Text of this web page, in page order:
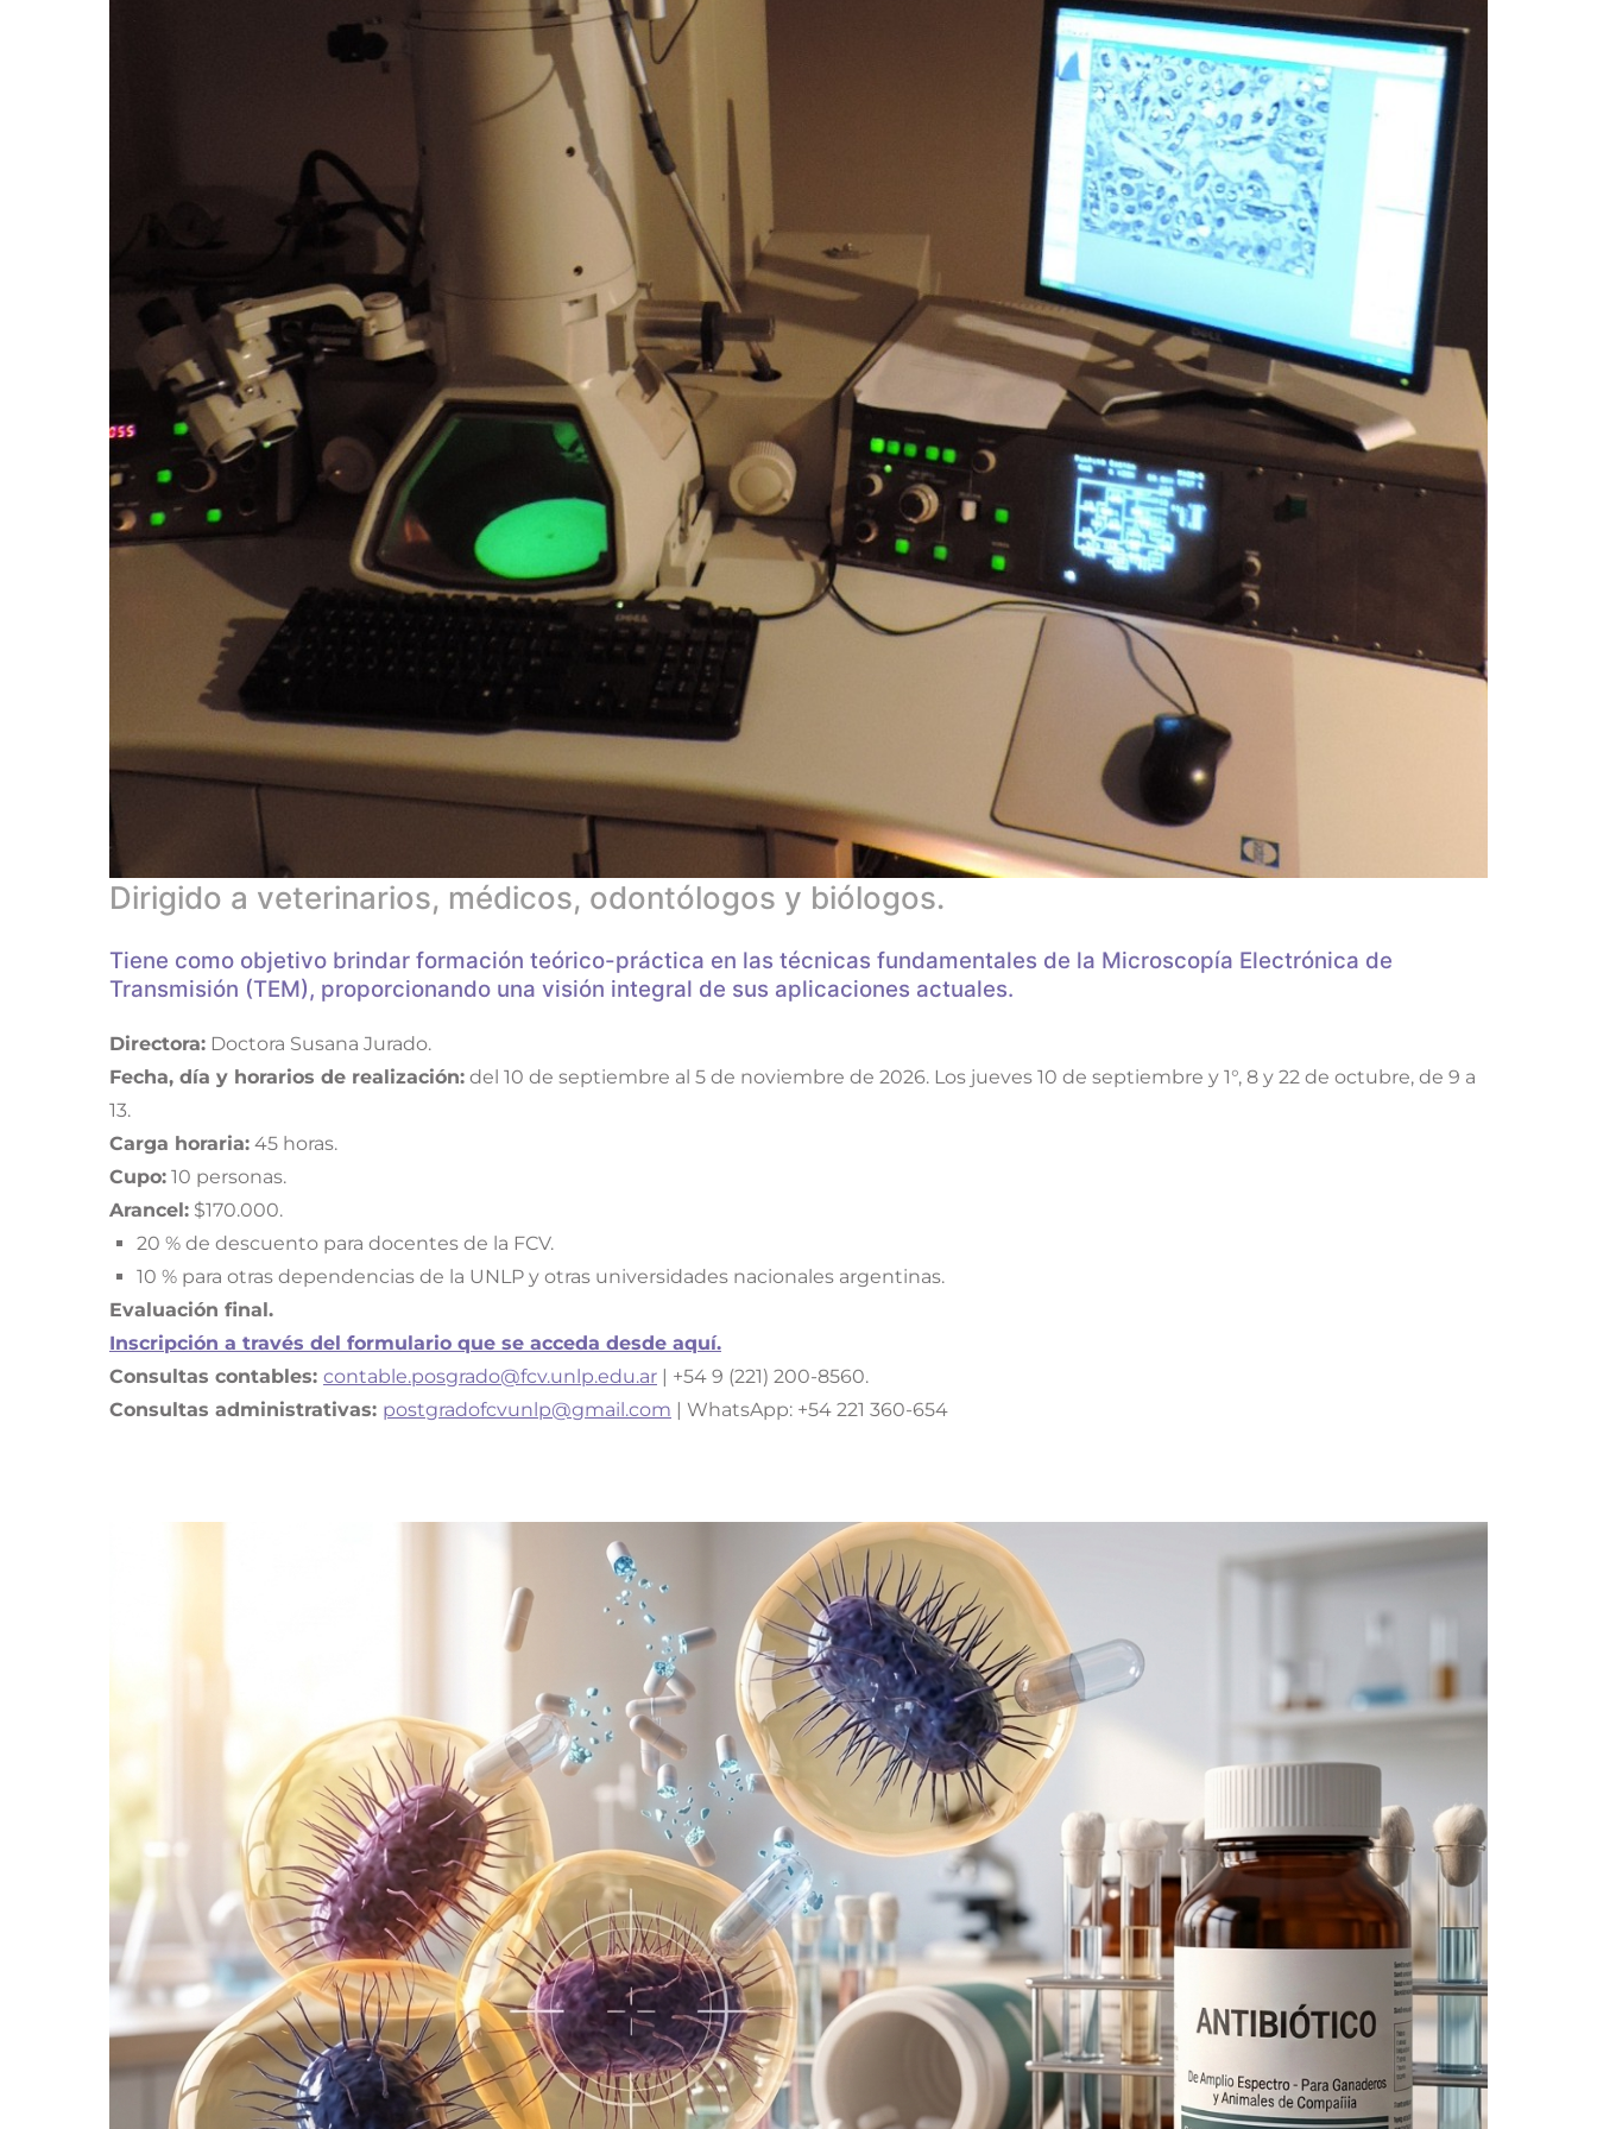
Dirigido a veterinarios, médicos, odontólogos y biólogos.
Tiene como objetivo brindar formación teórico-práctica en las técnicas fundamentales de la Microscopía Electrónica de
Transmisión (TEM), proporcionando una visión integral de sus aplicaciones actuales.
Directora: Doctora Susana Jurado.
Fecha, día y horarios de realización: del 10 de septiembre al 5 de noviembre de 2026. Los jueves 10 de septiembre y 1°, 8 y 22 de octubre, de 9 a
13.
Carga horaria: 45 horas.
Cupo: 10 personas.
Arancel: $170.000.
20 % de descuento para docentes de la FCV.
10 % para otras dependencias de la UNLP y otras universidades nacionales argentinas.
Evaluación final.
Inscripción a través del formulario que se acceda desde aquí.
Consultas contables: contable.posgrado@fcv.unlp.edu.ar | +54 9 (221) 200-8560.
Consultas administrativas: postgradofcvunlp@gmail.com | WhatsApp: +54 221 360-654